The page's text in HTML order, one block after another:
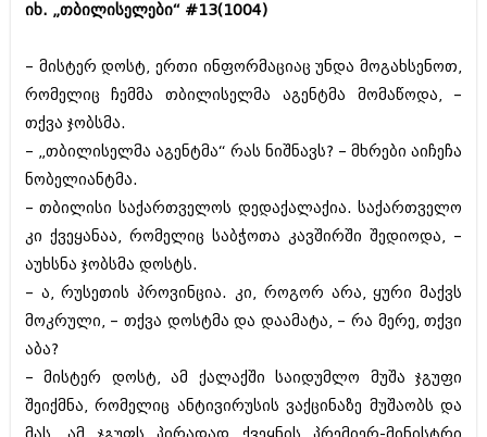
კულინარია
ავტორჩევები
ბელადები
ბიზნესსიახლეები
გვარები
თემიდას სასწორი
იუმორი
კალეიდოსკოპი
ჰოროსკოპი და შეუცნობელი
კრიმინალი
რომანი და დეტექტივი
ბიზნესსიახლეები
გვარები
თემიდას სასწორი
იუმორი
კალეიდოსკოპი
ჰოროსკოპი და შეუცნობელი
კრიმინალი
რომანი და დეტექტივი
სახალისო ამბები
შოუბიზნესი
იხ. „თბილისელები“ #13(1004)
– მისტერ დოსტ, ერთი ინფორმაციაც უნდა მოგახსენოთ,
რომელიც ჩემმა თბილისელმა აგენტმა მომაწოდა, –
თქვა ჯობსმა.
– „თბილისელმა აგენტმა“ რას ნიშნავს? – მხრები აიჩეჩა
ნობელიანტმა.
– თბილისი საქართველოს დედაქალაქია. საქართველო
კი ქვეყანაა, რომელიც საბჭოთა კავშირში შედიოდა, –
აუხსნა ჯობსმა დოსტს.
– ა, რუსეთის პროვინცია. კი, როგორ არა, ყური მაქვს
მოკრული, – თქვა დოსტმა და დაამატა, – რა მერე, თქვი
აბა?
– მისტერ დოსტ, ამ ქალაქში საიდუმლო მუშა ჯგუფი
შეიქმნა, რომელიც ანტივირუსის ვაქცინაზე მუშაობს და